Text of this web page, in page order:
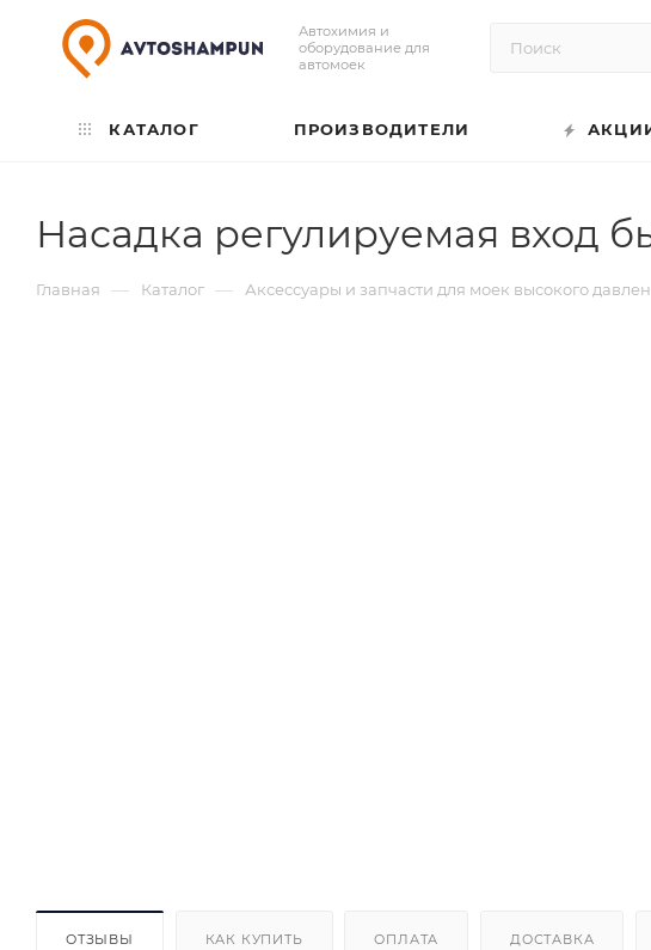
Автохимия и
оборудование для
автомоек
КАТАЛОГ ПРОИЗВОДИТЕЛИ
Насадка регулируемая вход
Главная — Каталог — Аксессуары и запчасти для моек высокого
ОТЗЫВЫ КАК КУПИТЬ ОПЛАТА ДОСТАВКА